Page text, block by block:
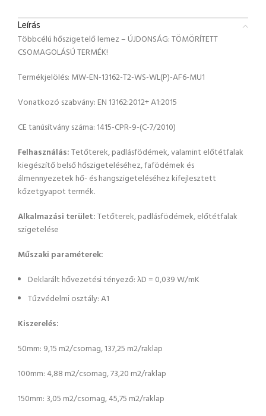
Leírás
Többcélú hőszigetelő lemez – ÚJDONSÁG: TÖMÖRÍTETT
CSOMAGOLÁSÚ TERMÉK!
Termékjelölés: MW-EN-13162-T2-WS-WL(P)-AF6-MU1
Vonatkozó szabvány: EN 13162:2012+ A1:2015
CE tanúsítvány száma: 1415-CPR-9-(C-7/2010)
Felhasználás:Tetőterek, padlásfödémek, valamint előtétfalak
kiegészítő belső hőszigeteléséhez, fafödémek és
álmennyezetek hő- és hangszigeteléséhez kifejlesztett
kőzetgyapot termék.
Alkalmazási terület:Tetőterek, padlásfödémek, előtétfalak
szigetelése
Műszaki paraméterek:
Deklarált hővezetési tényező: λD = 0,039 W/mK
Tűzvédelmi osztály: A1
Kiszerelés:
50mm: 9,15 m2/csomag, 137,25 m2/raklap
100mm: 4,88 m2/csomag, 73,20 m2/raklap
150mm: 3,05 m2/csomag, 45,75 m2/raklap